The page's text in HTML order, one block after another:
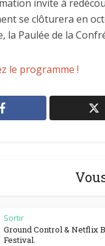
invite à
se clôturera en
la Paulée de la
le programme !
Sortir
Ground Control & Netflix
Festival.